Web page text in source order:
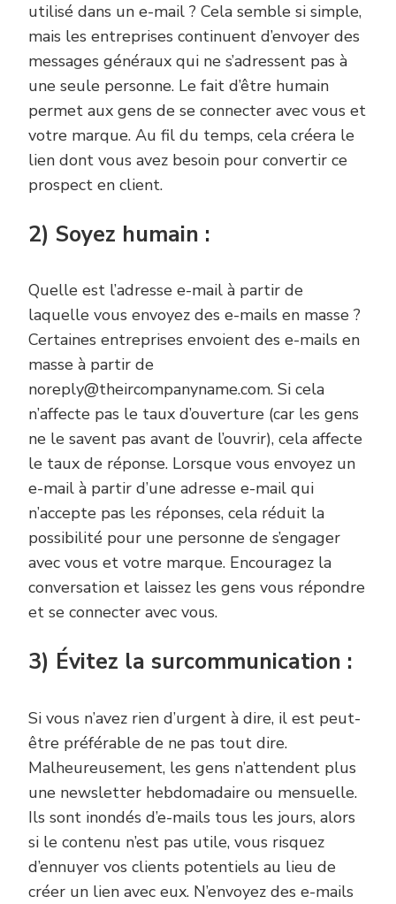
utilisé dans un e-mail ? Cela semble si simple,
mais les entreprises continuent d’envoyer des
messages généraux qui ne s’adressent pas à
une seule personne. Le fait d’être humain
permet aux gens de se connecter avec vous et
votre marque. Au fil du temps, cela créera le
lien dont vous avez besoin pour convertir ce
prospect en client.
2) Soyez humain :
Quelle est l’adresse e-mail à partir de
laquelle vous envoyez des e-mails en masse ?
Certaines entreprises envoient des e-mails en
masse à partir de
noreply@theircompanyname.com. Si cela
n’affecte pas le taux d’ouverture (car les gens
ne le savent pas avant de l’ouvrir), cela affecte
le taux de réponse. Lorsque vous envoyez un
e-mail à partir d’une adresse e-mail qui
n’accepte pas les réponses, cela réduit la
possibilité pour une personne de s’engager
avec vous et votre marque. Encouragez la
conversation et laissez les gens vous répondre
et se connecter avec vous.
3) Évitez la surcommunication :
Si vous n’avez rien d’urgent à dire, il est peut-
être préférable de ne pas tout dire.
Malheureusement, les gens n’attendent plus
une newsletter hebdomadaire ou mensuelle.
Ils sont inondés d’e-mails tous les jours, alors
si le contenu n’est pas utile, vous risquez
d’ennuyer vos clients potentiels au lieu de
créer un lien avec eux. N’envoyez des e-mails